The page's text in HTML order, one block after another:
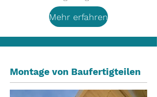
Mehr erfahren
Montage von Baufertigteilen